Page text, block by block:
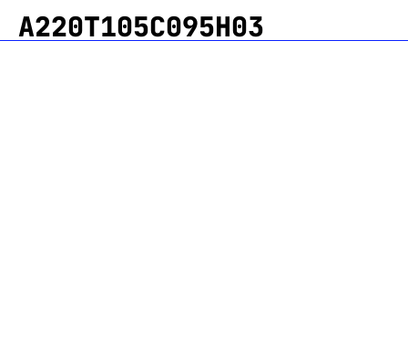
Новости
А220Т105С095Н03